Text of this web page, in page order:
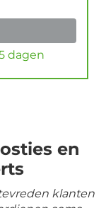
dagen
en
klanten